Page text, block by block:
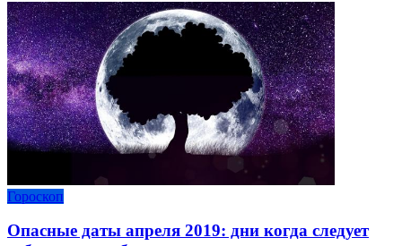
Гороскоп
Опасные даты апреля 2019: дни когда следует